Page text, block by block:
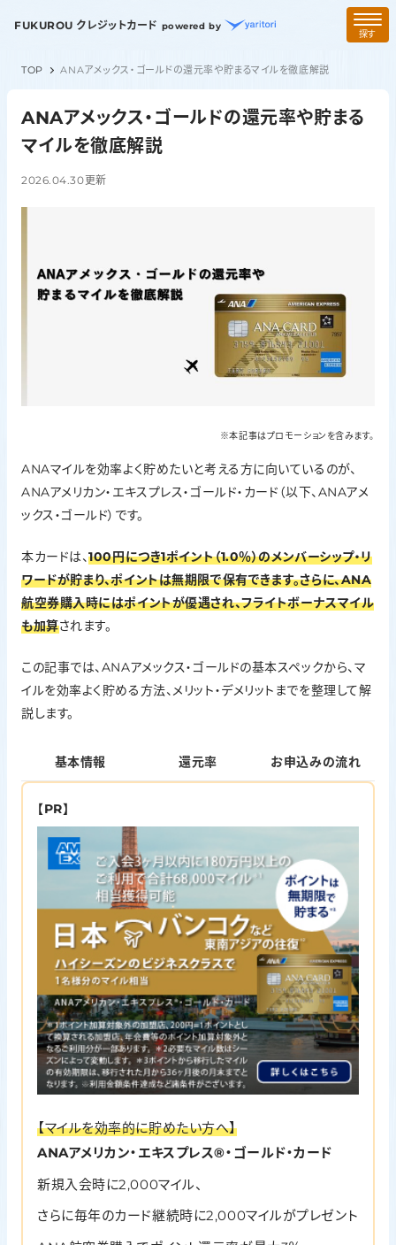
FUKUROU クレジットカード powered by
探す
TOP ANAアメックス・ゴールドの還元率や貯まるマイルを徹底解説
ANAアメックス・ゴールドの還元率や貯まる
マイルを徹底解説
2026.04.30更新
※本記事はプロモーションを含みます。
ANAマイルを効率よく貯めたいと考える方に向いているのが、
ANAアメリカン・エキスプレス・ゴールド・カード（以下、ANAアメ
ックス・ゴールド）です。
本カードは、100円につき1ポイント（1.0％）のメンバーシップ・リ
ワードが貯まり、ポイントは無期限で保有できます。さらに、ANA
航空券購入時にはポイントが優遇され、フライトボーナスマイル
も加算されます。
この記事では、ANAアメックス・ゴールドの基本スペックから、マ
イルを効率よく貯める方法、メリット・デメリットまでを整理して解
説します。
基本情報 還元率 お申込みの流れ
【PR】
【マイルを効率的に貯めたい方へ】
ANAアメリカン・エキスプレス®・ゴールド・カード
新規入会時に2,000マイル、
さらに毎年のカード継続時に2,000マイルがプレゼント